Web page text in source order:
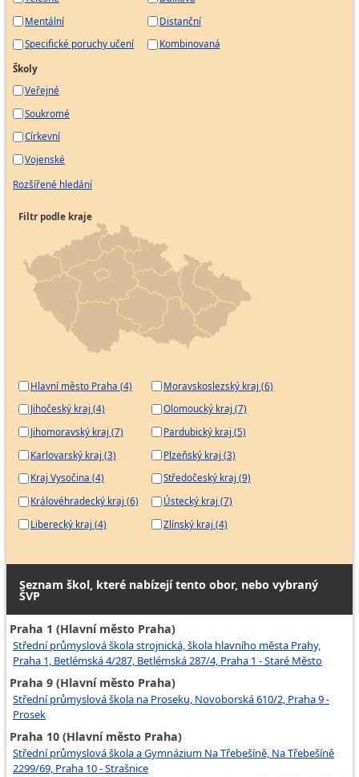
Mentální
Specifické poruchy učení
Distanční
Kombinovaná
Školy
Veřejné
Soukromé
Církevní
Vojenské
Rozšířené hledání
Filtr podle kraje
Hlavní město Praha (4)
Jihočeský kraj (4)
Jihomoravský kraj (7)
Karlovarský kraj (3)
Kraj Vysočina (4)
Královéhradecký kraj (6)
Liberecký kraj (4)
Moravskoslezský kraj (6)
Olomoucký kraj (7)
Pardubický kraj (5)
Plzeňský kraj (3)
Středočeský kraj (9)
Ústecký kraj (7)
Zlínský kraj (4)
Seznam škol, které nabízejí tento obor, nebo vybraný
ŠVP
Praha 1 (Hlavní město Praha)
Střední průmyslová škola strojnická, škola hlavního města Prahy,
Praha 1, Betlémská 4/287, Betlémská 287/4, Praha 1 - Staré Město
Praha 9 (Hlavní město Praha)
Střední průmyslová škola na Proseku, Novoborská 610/2, Praha 9 -
Prosek
Praha 10 (Hlavní město Praha)
Střední průmyslová škola a Gymnázium Na Třebešíně, Na Třebešíně
2299/69, Praha 10 - Strašnice